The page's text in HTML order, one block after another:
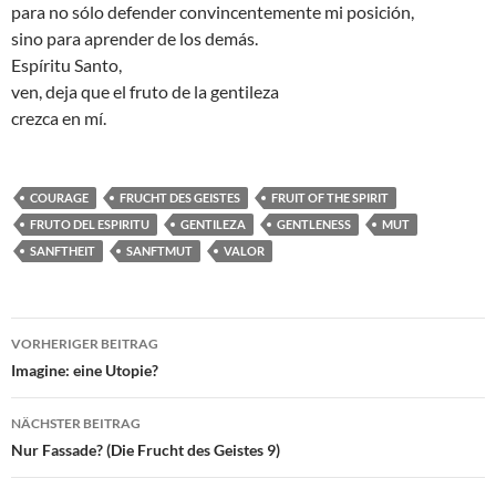
para no sólo defender convincentemente mi posición,
sino para aprender de los demás.
Espíritu Santo,
ven, deja que el fruto de la gentileza
crezca en mí.
COURAGE FRUCHT DES GEISTES
FRUIT OF THE SPIRIT
FRUTO DEL ESPIRITU
GENTILEZA GENTLENESS
MUT
SANFTHEIT
SANFTMUT VALOR
Beitragsnavigation
VORHERIGER BEITRAG
Imagine: eine Utopie?
NÄCHSTER BEITRAG
Nur Fassade? (Die Frucht des Geistes 9)